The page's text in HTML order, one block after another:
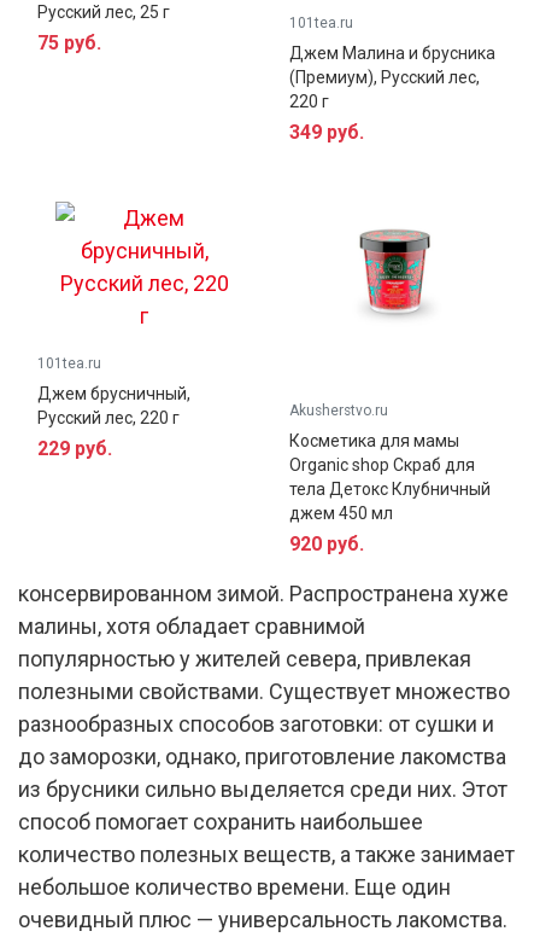
Русский лес, 25 г
75 руб.
101tea.ru
Джем Малина и брусника
(Премиум), Русский лес,
220 г
349 руб.
101tea.ru
Джем брусничный,
Русский лес, 220 г
229 руб.
Akusherstvo.ru
Косметика для мамы
Organic shop Скраб для
тела Детокс Клубничный
джем 450 мл
920 руб.
Брусника — интереснейшая ягода северных и
южных широт. Ягода обращает на себя внимание
во все сезоны: в свежем виде летом и в
консервированном зимой. Распространена хуже
малины, хотя обладает сравнимой
популярностью у жителей севера, привлекая
полезными свойствами. Существует множество
разнообразных способов заготовки: от сушки и
до заморозки, однако, приготовление лакомства
из брусники сильно выделяется среди них. Этот
способ помогает сохранить наибольшее
количество полезных веществ, а также занимает
небольшое количество времени. Еще один
очевидный плюс — универсальность лакомства.